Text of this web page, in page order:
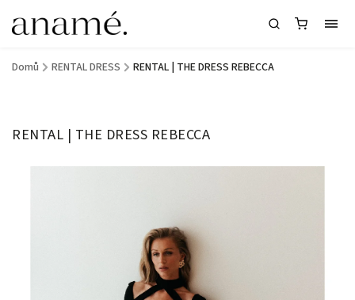
Domů / RENTAL DRESS / RENTAL | THE DRESS REBECCA
RENTAL | THE DRESS REBECCA